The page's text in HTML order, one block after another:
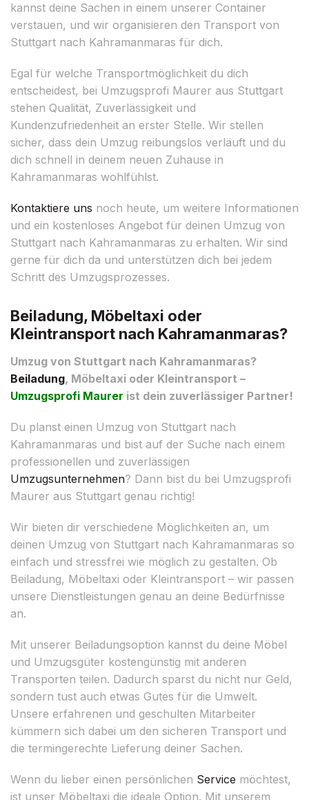
kannst deine Sachen in einem unserer Container
verstauen, und wir organisieren den Transport von
Stuttgart nach Kahramanmaras für dich.
Egal für welche Transportmöglichkeit du dich
entscheidest, bei Umzugsprofi Maurer aus Stuttgart
stehen Qualität, Zuverlässigkeit und
Kundenzufriedenheit an erster Stelle. Wir stellen
sicher, dass dein Umzug reibungslos verläuft und du
dich schnell in deinem neuen Zuhause in
Kahramanmaras wohlfühlst.
Kontaktiere uns noch heute, um weitere Informationen
und ein kostenloses Angebot für deinen Umzug von
Stuttgart nach Kahramanmaras zu erhalten. Wir sind
gerne für dich da und unterstützen dich bei jedem
Schritt des Umzugsprozesses.
Beiladung, Möbeltaxi oder
Kleintransport nach Kahramanmaras?
Umzug von Stuttgart nach Kahramanmaras?
Beiladung, Möbeltaxi oder Kleintransport –
Umzugsprofi Maurer ist dein zuverlässiger Partner!
Du planst einen Umzug von Stuttgart nach
Kahramanmaras und bist auf der Suche nach einem
professionellen und zuverlässigen
Umzugsunternehmen? Dann bist du bei Umzugsprofi
Maurer aus Stuttgart genau richtig!
Wir bieten dir verschiedene Möglichkeiten an, um
deinen Umzug von Stuttgart nach Kahramanmaras so
einfach und stressfrei wie möglich zu gestalten. Ob
Beiladung, Möbeltaxi oder Kleintransport – wir passen
unsere Dienstleistungen genau an deine Bedürfnisse
an.
Mit unserer Beiladungsoption kannst du deine Möbel
und Umzugsgüter kostengünstig mit anderen
Transporten teilen. Dadurch sparst du nicht nur Geld,
sondern tust auch etwas Gutes für die Umwelt.
Unsere erfahrenen und geschulten Mitarbeiter
kümmern sich dabei um den sicheren Transport und
die termingerechte Lieferung deiner Sachen.
Wenn du lieber einen persönlichen Service möchtest,
ist unser Möbeltaxi die ideale Option. Mit unserem